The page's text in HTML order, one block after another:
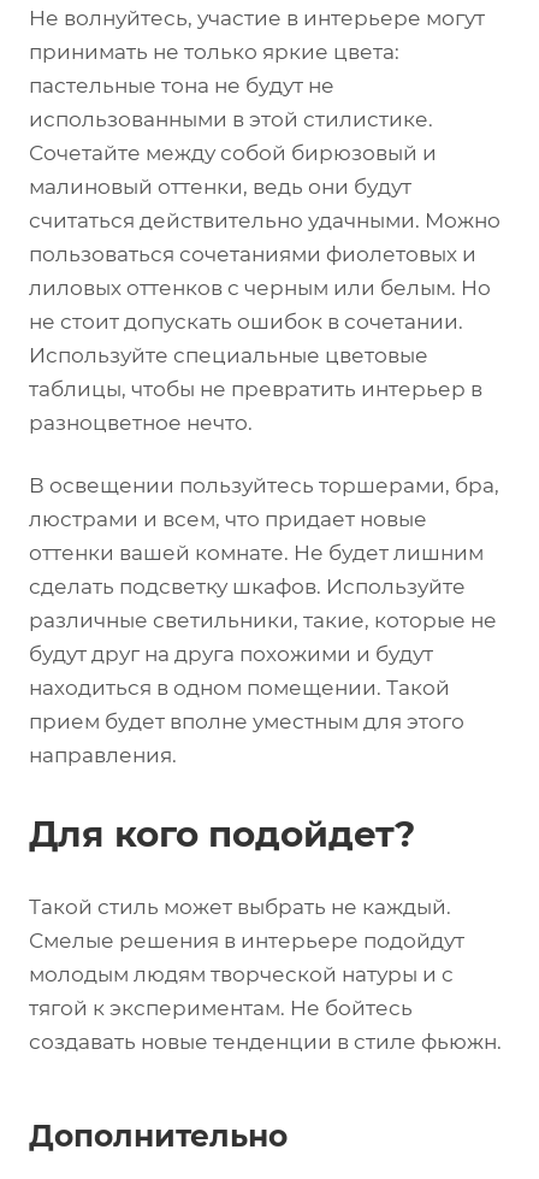
Не волнуйтесь, участие в интерьере могут
принимать не только яркие цвета:
пастельные тона не будут не
использованными в этой стилистике.
Сочетайте между собой бирюзовый и
малиновый оттенки, ведь они будут
считаться действительно удачными. Можно
пользоваться сочетаниями фиолетовых и
лиловых оттенков с черным или белым. Но
не стоит допускать ошибок в сочетании.
Используйте специальные цветовые
таблицы, чтобы не превратить интерьер в
разноцветное нечто.
В освещении пользуйтесь торшерами, бра,
люстрами и всем, что придает новые
оттенки вашей комнате. Не будет лишним
сделать подсветку шкафов. Используйте
различные светильники, такие, которые не
будут друг на друга похожими и будут
находиться в одном помещении. Такой
прием будет вполне уместным для этого
направления.
Для кого подойдет?
Такой стиль может выбрать не каждый.
Смелые решения в интерьере подойдут
молодым людям творческой натуры и с
тягой к экспериментам. Не бойтесь
создавать новые тенденции в стиле фьюжн.
Дополнительно